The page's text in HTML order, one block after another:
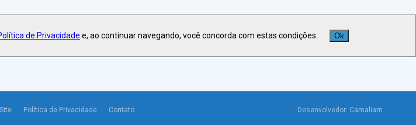
Veja + Últimas Notícias
Política de Privacidade Contato Desenvolvedor: Camaliam
de Privacidade e, ao continuar navegando, você concorda com estas condições. Ok